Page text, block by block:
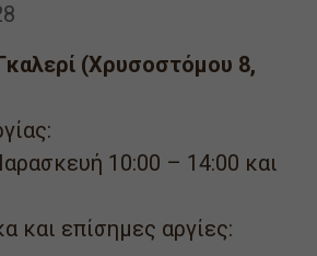
(Χρυσοστόμου 8,
10:00 – 14:00 και
και επίσημες αργίες: